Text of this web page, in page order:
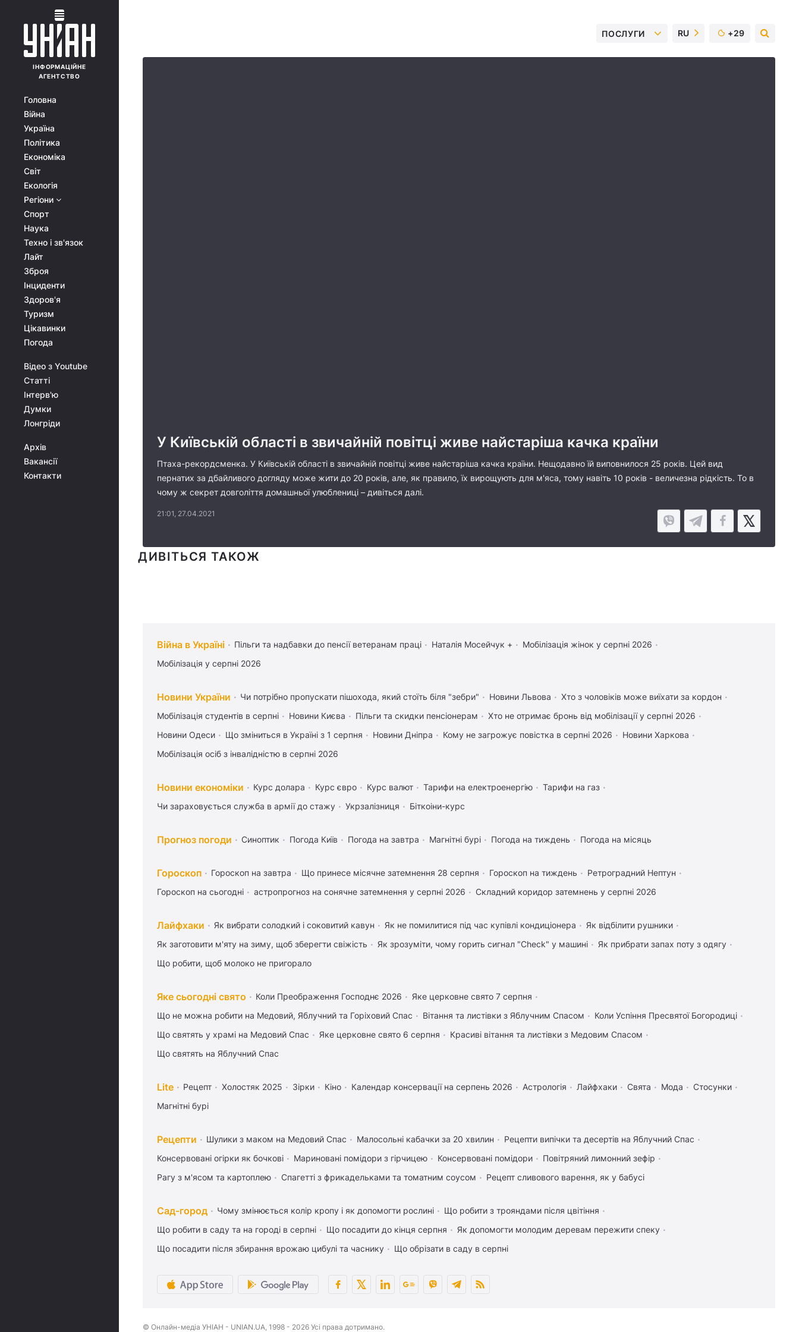
ІНФОРМАЦІЙНЕ
АГЕНТСТВО
Головна
Війна
Україна
Політика
Економіка
Світ
Екологія
Регіони
Спорт
Наука
Техно і зв'язок
Лайт
Зброя
Інциденти
Здоров'я
Туризм
Цікавинки
Погода
Відео з Youtube
Статті
Інтерв'ю
Думки
Лонгріди
Архів
Вакансії
Контакти
ПОСЛУГИ RU +29
У Київській області в звичайній повітці живе найстаріша качка країни
Птаха-рекордсменка. У Київській області в звичайній повітці живе найстаріша качка країни. Нещодавно їй виповнилося 25 років. Цей вид
пернатих за дбайливого догляду може жити до 20 років, але, як правило, їх вирощують для м'яса, тому навіть 10 років - величезна рідкість. То в
чому ж секрет довголіття домашньої улюблениці – дивіться далі.
21:01, 27.04.2021
ДИВІТЬСЯ ТАКОЖ
Війна в Україні Пільги та надбавки до пенсії ветеранам праці Наталія Мосейчук +
Мобілізація жінок у серпні 2026
Мобілізація у серпні 2026
Новини України Чи потрібно пропускати пішохода, який стоїть біля "зебри" Новини Львова
Хто з чоловіків може виїхати за кордон
Мобілізація студентів в серпні
Новини Києва Пільги та скидки пенсіонерам
Хто не отримає бронь від мобілізації у серпні 2026
Новини Одеси
Що зміниться в Україні з 1 серпня Новини Дніпра Кому не загрожує повістка в серпні 2026
Новини Харкова
Мобілізація осіб з інвалідністю в серпні 2026
Новини економіки Курс долара Курс євро Курс валют Тарифи на електроенергію
Тарифи на газ
Чи зараховується служба в армії до стажу
Укрзалізниця Біткоіни-курс
Прогноз погоди Синоптик Погода Київ Погода на завтра Магнітні бурі Погода на тиждень Погода на місяць
Гороскоп Гороскоп на завтра Що принесе місячне затемнення 28 серпня Гороскоп на тиждень
Ретроградний Нептун
Гороскоп на сьогодні
астропрогноз на сонячне затемнення у серпні 2026 Складний коридор затемнень у серпні 2026
Лайфхаки Як вибрати солодкий і соковитий кавун Як не помилитися під час купівлі кондиціонера
Як відбілити рушники
Як заготовити м'яту на зиму, щоб зберегти свіжість
Як зрозуміти, чому горить сигнал "Check" у машині
Як прибрати запах поту з одягу
Що робити, щоб молоко не пригорало
Яке сьогодні свято Коли Преображення Господнє 2026
Яке церковне свято 7 серпня
Що не можна робити на Медовий, Яблучний та Горіховий Спас
Вітання та листівки з Яблучним Спасом
Коли Успіння Пресвятої Богородиці
Що святять у храмі на Медовий Спас
Яке церковне свято 6 серпня
Красиві вітання та листівки з Медовим Спасом
Що святять на Яблучний Спас
Lite Рецепт Холостяк 2025 Зірки Кіно Календар консервації на серпень 2026 Астрологія Лайфхаки Свята Мода
Стосунки
Магнітні бурі
Рецепти Шулики з маком на Медовий Спас Малосольні кабачки за 20 хвилин
Рецепти випічки та десертів на Яблучний Спас
Консервовані огірки як бочкові
Мариновані помідори з гірчицею Консервовані помідори
Повітряний лимонний зефір
Рагу з м'ясом та картоплею
Спагетті з фрикадельками та томатним соусом Рецепт сливового варення, як у бабусі
Сад-город Чому змінюється колір кропу і як допомогти рослині
Що робити з трояндами після цвітіння
Що робити в саду та на городі в серпні
Що посадити до кінця серпня
Як допомогти молодим деревам пережити спеку
Що посадити після збирання врожаю цибулі та часнику
Що обрізати в саду в серпні
© Онлайн-медіа УНІАН - UNIAN.UA, 1998 - 2026 Усі права дотримано.